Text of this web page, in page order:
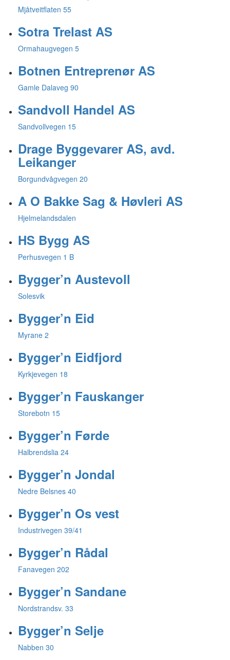
Mjåtveitflaten 55
Sotra Trelast AS
Ormahaugvegen 5
Botnen Entreprenør AS
Gamle Dalaveg 90
Sandvoll Handel AS
Sandvollvegen 15
Drage Byggevarer AS, avd.
Leikanger
Borgundvågvegen 20
A O Bakke Sag & Høvleri AS
Hjelmelandsdalen
HS Bygg AS
Perhusvegen 1 B
Bygger’n Austevoll
Solesvik
Bygger’n Eid
Myrane 2
Bygger’n Eidfjord
Kyrkjevegen 18
Bygger’n Fauskanger
Storebotn 15
Bygger’n Førde
Halbrendslia 24
Bygger’n Jondal
Nedre Belsnes 40
Bygger’n Os vest
Industrivegen 39/41
Bygger’n Rådal
Fanavegen 202
Bygger’n Sandane
Nordstrandsv. 33
Bygger’n Selje
Nabben 30